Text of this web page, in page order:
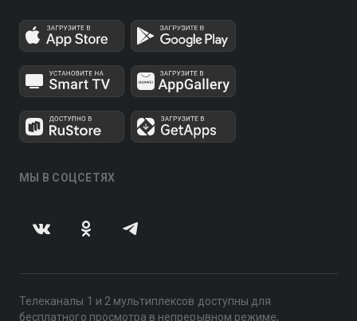
МЫ В СОЦСЕТЯХ
Телеканалы 1 и 2 мультиплексов доступны для
бесплатного просмотра в непрерывном режиме,